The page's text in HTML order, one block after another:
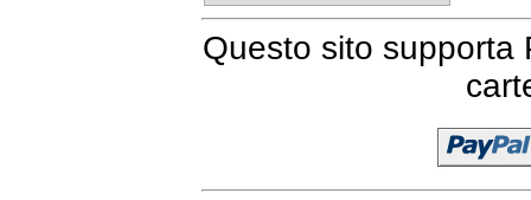
Questo sito supporta